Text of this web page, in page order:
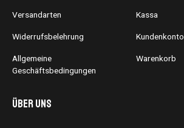
Versandarten
Widerrufsbelehrung
Allgemeine
Geschäftsbedingungen
Kassa
Kundenkonto
Warenkorb
Über uns